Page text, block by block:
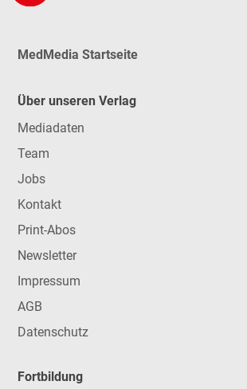
MedMedia Startseite
Über unseren Verlag
Mediadaten
Team
Jobs
Kontakt
Print-Abos
Newsletter
Impressum
AGB
Datenschutz
Fortbildung